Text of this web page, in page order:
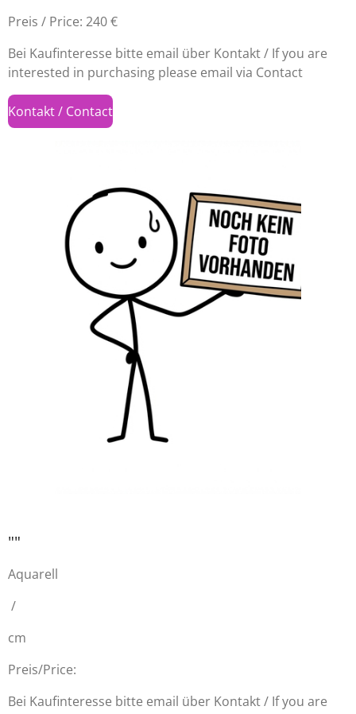
Preis / Price: 240 €
Bei Kaufinteresse bitte email über Kontakt / If you are
interested in purchasing please email via Contact
Kontakt / Contact
""
Aquarell
/
cm
Preis/Price:
Bei Kaufinteresse bitte email über Kontakt / If you are